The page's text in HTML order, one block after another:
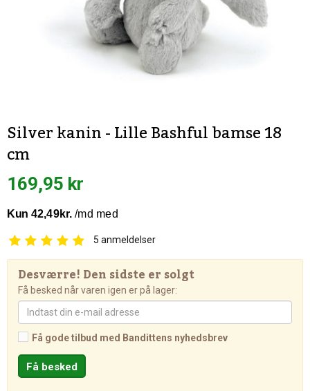
Silver kanin - Lille Bashful bamse 18
cm
169,95 kr
5 anmeldelser
Desværre! Den sidste er solgt
Få besked når varen igen er på lager:
Få gode tilbud med Bandittens nyhedsbrev